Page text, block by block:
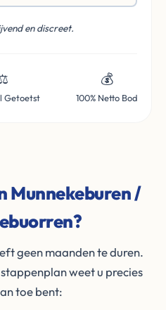
en discreet.
Getoetst
💰
100% Netto Bod
Munnekeburen /
geen maanden te duren.
weet u precies
toe bent: